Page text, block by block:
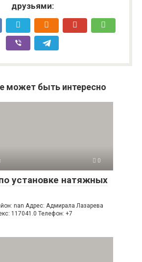
друзьями:
может быть интересно
0
установке натяжных
nan Адрес: Адмирала Лазарева
117041.0 Телефон: +7